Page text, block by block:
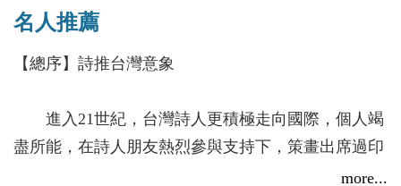
存在，往孤獨前行──讀李魁賢《存在或不存在：李魁賢
漢英雙語詩集》
2018/05/02
名人推薦
【總序】詩推台灣意象
進入21世紀，台灣詩人更積極走向國際，個人竭
盡所能，在詩人朋友熱烈參與支持下，策畫出席過印
度、蒙古、古巴、智利、緬甸、孟加拉、馬其頓等國
more...